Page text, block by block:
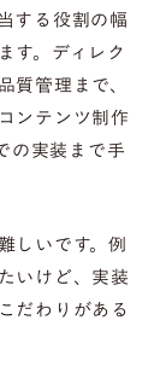
する役割の幅
す。ディレク
管理まで、
ンテンツ制作
実装まで手
しいです。例
いけど、実装
だわりがある